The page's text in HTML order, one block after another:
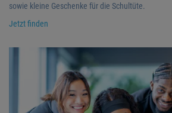
sowie kleine Geschenke für die Schultüte.
Jetzt finden